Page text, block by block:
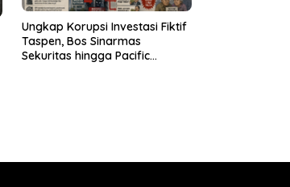
Ungkap Korupsi Investasi Fiktif
Taspen, Bos Sinarmas
Sekuritas hingga Pacific